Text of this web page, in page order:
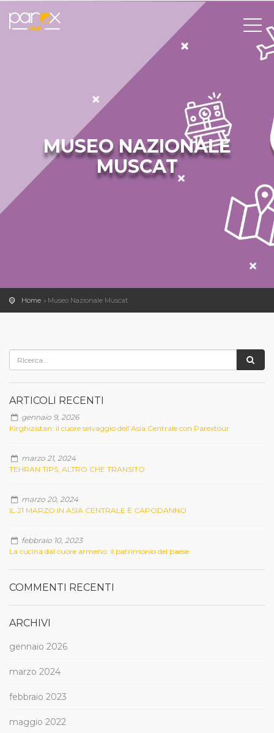
MUSEO NAZIONALE
MUSCAT
Home Museo Nazionale Muscat
ARTICOLI RECENTI
gennaio 9, 2026
Kirghizistan: il cuore selvaggio dell’Asia Centrale con Parextour
marzo 21, 2024
TEHRAN TIPS, ALTRO CHE TRANSITO
marzo 20, 2024
IL 21 MARZO IN ASIA CENTRALE È CAPODANNO
febbraio 10, 2023
La cucina dal cuore armeno: il patrimonio del paese
COMMENTI RECENTI
ARCHIVI
gennaio 2026
marzo 2024
febbraio 2023
maggio 2022